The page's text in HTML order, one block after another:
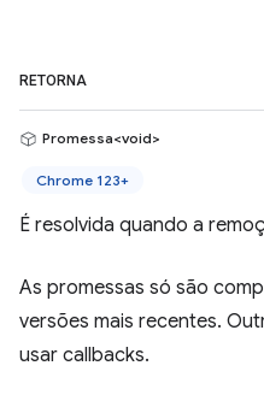
RETORNA
Promessa<void>
Chrome 123+
É resolvida quando a
As promessas só são
versões mais recentes.
usar callbacks.